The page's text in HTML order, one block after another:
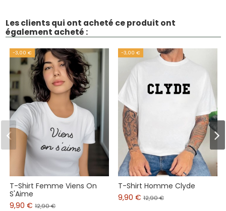
Les clients qui ont acheté ce produit ont
également acheté :
-3,00 €
T-Shirt Femme Viens On
S'Aime
9,90 €12,90 €
-3,00 €
T-Shirt Homme Clyde
9,90 €12,90 €